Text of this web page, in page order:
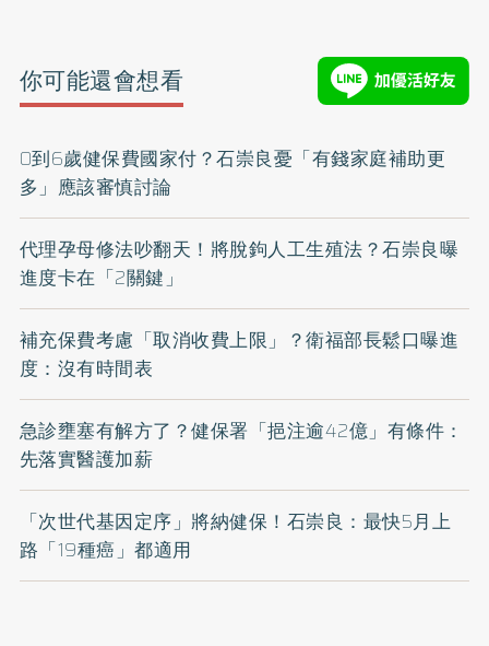
你可能還會想看
0到6歲健保費國家付？石崇良憂「有錢家庭補助更
多」應該審慎討論
代理孕母修法吵翻天！將脫鉤人工生殖法？石崇良曝
進度卡在「2關鍵」
補充保費考慮「取消收費上限」？衛福部長鬆口曝進
度：沒有時間表
急診壅塞有解方了？健保署「挹注逾42億」有條件：
先落實醫護加薪
「次世代基因定序」將納健保！石崇良：最快5月上
路「19種癌」都適用